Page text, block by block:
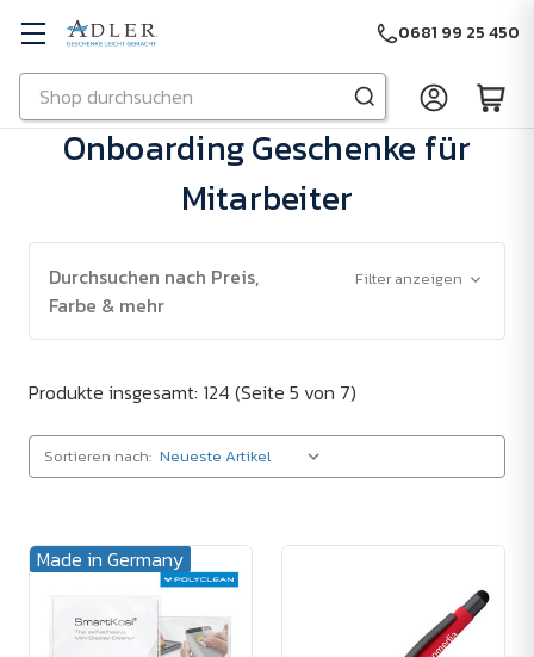
Zu Hauptinhalt springen
Suchen
0681 99 25 450
Onboarding Geschenke für
Mitarbeiter
Durchsuchen nach Preis,
Farbe & mehr
Filter anzeigen
Produkte insgesamt: 124 (Seite 5 von 7)
Sortieren nach:
Made in Germany